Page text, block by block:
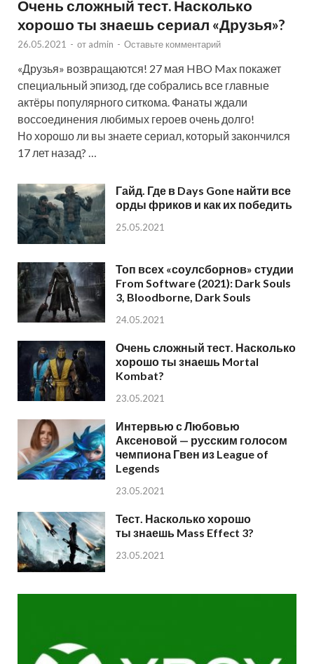
Очень сложный тест. Насколько
хорошо ты знаешь сериал «Друзья»?
26.05.2021 - от admin - Оставьте комментарий
«Друзья» возвращаются! 27 мая HBO Max покажет
специальный эпизод, где собрались все главные
актёры популярного ситкома. Фанаты ждали
воссоединения любимых героев очень долго!
Но хорошо ли вы знаете сериал, который закончился
17 лет назад? …
Гайд. Где в Days Gone найти все
орды фриков и как их победить
25.05.2021
Топ всех «соулсборнов» студии
From Software (2021): Dark Souls
3, Bloodborne, Dark Souls
24.05.2021
Очень сложный тест. Насколько
хорошо ты знаешь Mortal
Kombat?
23.05.2021
Интервью с Любовью
Аксеновой — русским голосом
чемпиона Гвен из League of
Legends
23.05.2021
Тест. Насколько хорошо
ты знаешь Mass Effect 3?
23.05.2021